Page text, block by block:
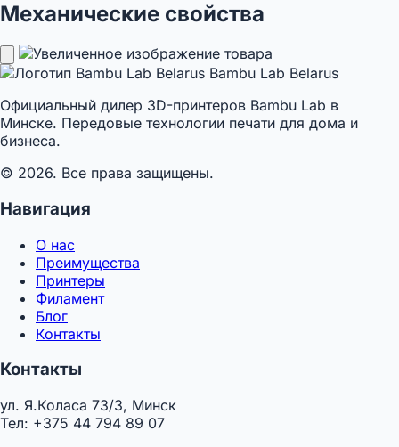
Механические свойства
Bambu Lab Belarus
Официальный дилер 3D-принтеров Bambu Lab в
Минске. Передовые технологии печати для дома и
бизнеса.
© 2026. Все права защищены.
Навигация
О нас
Преимущества
Принтеры
Филамент
Блог
Контакты
Контакты
ул. Я.Коласа 73/3, Минск
Тел: +375 44 794 89 07